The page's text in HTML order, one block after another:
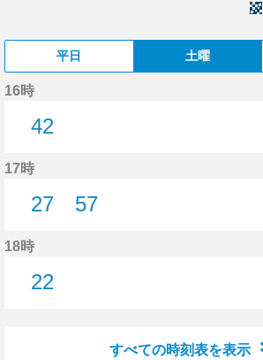
平日 土曜
16時
42
17時
27
57
18時
22
すべての時刻表を表示